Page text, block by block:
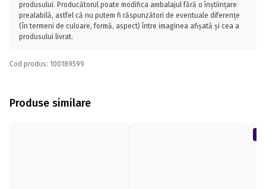
produsului. Producătorul poate modifica ambalajul fără o înștiințare
prealabilă, astfel că nu putem fi răspunzători de eventuale diferențe
(în termeni de culoare, formă, aspect) între imaginea afișată și cea a
produsului livrat.
Cod produs: 100189599
Produse similare